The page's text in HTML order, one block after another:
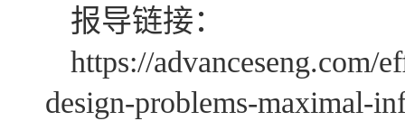
报导链接：
https://advanceseng.com/
design-problems-maximal-